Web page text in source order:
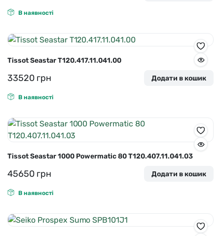
В наявності
Tissot Seastar T120.417.11.041.00
33520 грн Додати в кошик
В наявності
Tissot Seastar 1000 Powermatic 80 T120.407.11.041.03
45650 грн Додати в кошик
В наявності